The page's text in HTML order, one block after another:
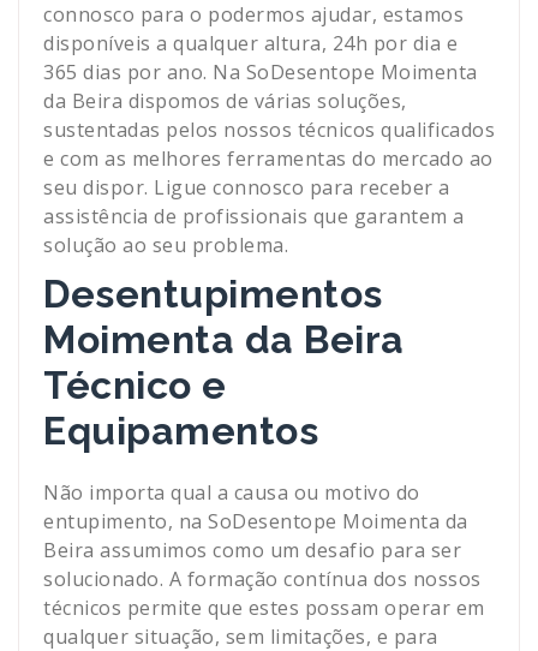
connosco para o podermos ajudar, estamos
disponíveis a qualquer altura, 24h por dia e
365 dias por ano. Na SoDesentope Moimenta
da Beira dispomos de várias soluções,
sustentadas pelos nossos técnicos qualificados
e com as melhores ferramentas do mercado ao
seu dispor. Ligue connosco para receber a
assistência de profissionais que garantem a
solução ao seu problema.
Desentupimentos
Moimenta da Beira
Técnico e
Equipamentos
Não importa qual a causa ou motivo do
entupimento, na SoDesentope Moimenta da
Beira assumimos como um desafio para ser
solucionado. A formação contínua dos nossos
técnicos permite que estes possam operar em
qualquer situação, sem limitações, e para